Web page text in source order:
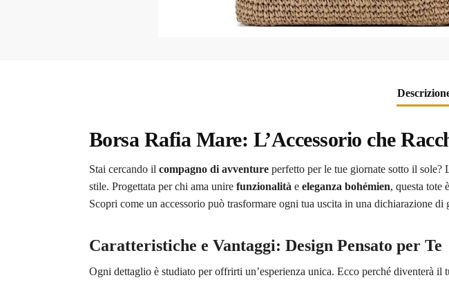
Borsa Rafia Mare: L’Accessorio che
Stai cercando il compagno di avventureperfetto per le tue giornate sotto il sole?
stile. Progettata per chi ama unire funzionalità e eleganza bohémien, questa tote
Scopri come un accessorio può trasformare ogni tua uscita in una dichiarazione di
Caratteristiche e Vantaggi: Design Pensato per Te
Ogni dettaglio è studiato per offrirti un’esperienza unica. Ecco perché diventerà il